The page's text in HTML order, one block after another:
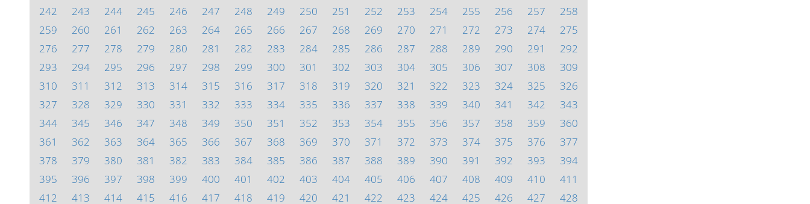
242
243 244 245 246 247 248 249 250 251 252 253 254 255 256 257
258
259
260 261 262 263 264 265 266 267 268 269 270 271 272 273 274
275
276
277 278 279 280 281 282 283 284 285 286 287 288 289 290 291
292
293
294 295 296 297 298 299 300 301 302 303 304 305 306 307 308
309
310
311 312 313 314 315 316 317 318 319 320 321 322 323 324 325
326
327
328 329 330 331 332 333 334 335 336 337 338 339 340 341 342
343
344
345 346 347 348 349 350 351 352 353 354 355 356 357 358 359
360
361
362 363 364 365 366 367 368 369 370 371 372 373 374 375 376
377
378
379 380 381 382 383 384 385 386 387 388 389 390 391 392 393
394
395
396 397 398 399 400 401 402 403 404 405 406 407 408 409 410
411
412
413 414 415 416 417 418 419 420 421 422 423 424 425 426 427 428